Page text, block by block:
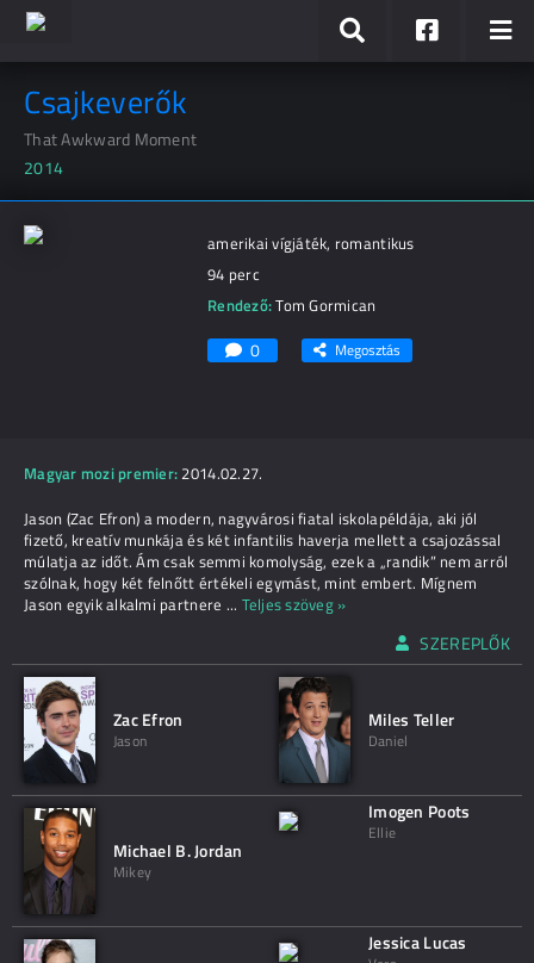
Csajkeverők
That Awkward Moment
2014
amerikai vígjáték, romantikus
94 perc
Rendező:Tom Gormican
0 Megosztás
Magyar mozi premier: 2014.02.27.
Jason (Zac Efron) a modern, nagyvárosi fiatal iskolapéldája, aki jól
fizető, kreatív munkája és két infantilis haverja mellett a csajozással
múlatja az időt. Ám csak semmi komolyság, ezek a „randik” nem arról
szólnak, hogy két felnőtt értékeli egymást, mint embert. Mígnem
Jason egyik alkalmi partnere ... Teljes szöveg »
SZEREPLŐK
Zac Efron
Jason
Miles Teller
Daniel
Michael B. Jordan
Mikey
Imogen Poots
Ellie
Jessica Lucas